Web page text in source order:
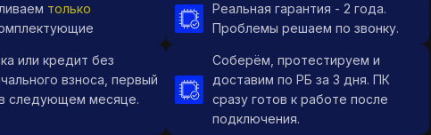
только
Реальная гарантия - 2 года.
Проблемы решаем по звонку.
или кредит без
взноса, первый
следующем месяце.
Соберём, протестируем и
доставим по РБ за 3 дня. ПК
сразу готов к работе после
подключения.